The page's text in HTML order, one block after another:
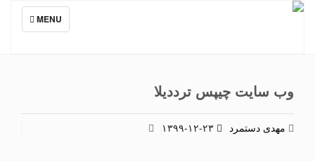
TOGGLE
NAVIGATION
MENU
وب سایت چیپس ترددیلا
مهدی دستمرد